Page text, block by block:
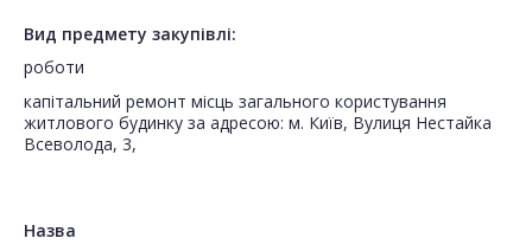
Вид предмету закупівлі:
роботи
капітальний ремонт місць загального користування
житлового будинку за адресою: м. Київ, Вулиця Нестайка
Всеволода, 3,
Назва